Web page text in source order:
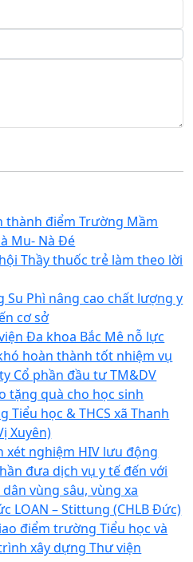
thành điểm Trường Mầm
Mu- Nà Đé
Thầy thuốc trẻ làm theo lời
Su Phì nâng cao chất lượng y
cơ sở
Đa khoa Bắc Mê nỗ lực
hoàn thành tốt nhiệm vụ
Cổ phần đầu tư TM&DV
tặng quà cho học sinh
Tiểu học & THCS xã Thanh
Xuyên)
xét nghiệm HIV lưu động
đưa dịch vụ y tế đến với
vùng sâu, vùng xa
LOAN – Stittung (CHLB Đức)
điểm trường Tiểu học và
xây dựng Thư viện